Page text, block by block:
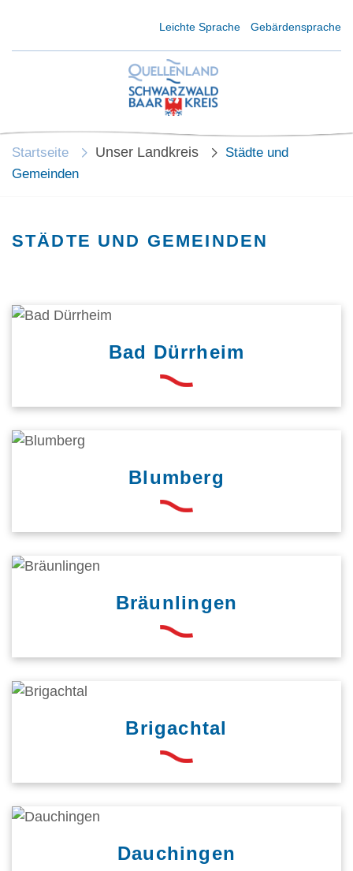
Leichte Sprache Gebärdensprache
Startseite Unser Landkreis
Städte und
Gemeinden
STÄDTE UND GEMEINDEN
Bad Dürrheim
Blumberg
Bräunlingen
Brigachtal
Dauchingen